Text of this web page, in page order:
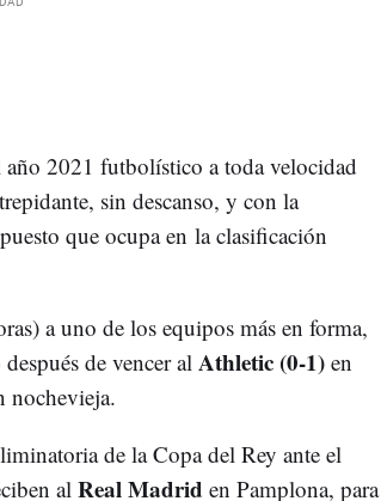
año 2021 futbolístico a toda velocidad
sin descanso, y con la
que ocupa en la clasificación
a uno de los equipos más en forma,
de vencer al Athletic (0-1)en
nochevieja.
de la Copa del Rey ante el
al Real Madrid en Pamplona, para